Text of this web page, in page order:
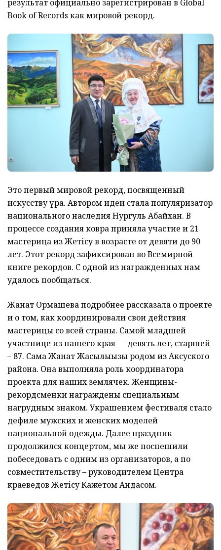
результат официально зарегистрирован в Global
Book of Records как мировой рекорд.
Это первый мировой рекорд, посвященный
искусству құрақ. Автором идеи стала популяризатор
национального наследия Нургуль Абайхан. В
процессе создания ковра приняла участие и 21
мастерица из Жетісу в возрасте от девяти до 90
лет. Этот рекорд зафиксирован во Всемирной
книге рекордов. С одной из награжденных нам
удалось пообщаться.
Жанат Ормашева подробнее рассказала о проекте
и о том, как координировали свои действия
мастерицы со всей страны. Самой младшей
участнице из нашего края — девять лет, старшей
– 87. Сама Жанат Жақсылыққызы родом из Аксуского
района. Она выполняла роль координатора
проекта для наших землячек. Женщины-
рекордсменки награждены специальным
нагрудным знаком. Украшением фестиваля стало
дефиле мужских и женских моделей
национальной одежды. Далее праздник
продолжился концертом, мы же поспешили
побеседовать с одним из организаторов, а по
совместительству – руководителем Центра
краеведов Жетісу Кажетом Андасом.